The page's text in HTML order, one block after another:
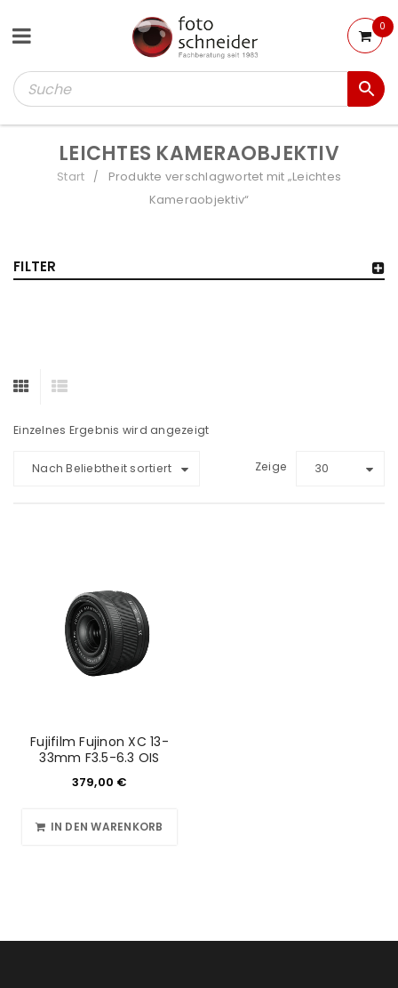
0
LEICHTES KAMERAOBJEKTIV
Start /
Produkte verschlagwortet mit „Leichtes
Kameraobjektiv“
FILTER
Einzelnes Ergebnis wird angezeigt
Nach Beliebtheit sortiert Zeige 30
Fujifilm Fujinon XC 13-
33mm F3.5-6.3 OIS
379,00 €
IN DEN WARENKORB